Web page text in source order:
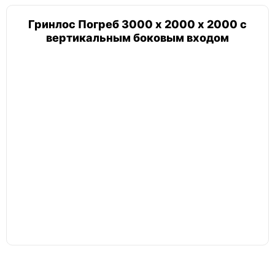
Гринлос Погреб 3000 х 2000 х 2000 с
вертикальным боковым входом